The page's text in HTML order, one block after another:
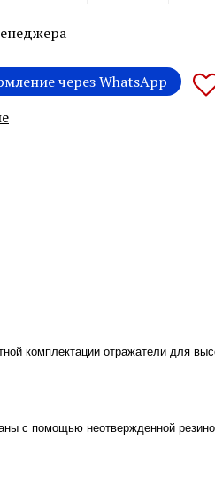
через WhatsApp
комплектации отражатели для
с помощью неотвержденной